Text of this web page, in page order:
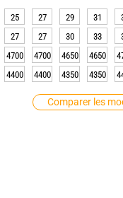
Comparer les
25 27 29 31
27 27 30 33
4700 4700 4650 4650
4400 4400 4350 4350